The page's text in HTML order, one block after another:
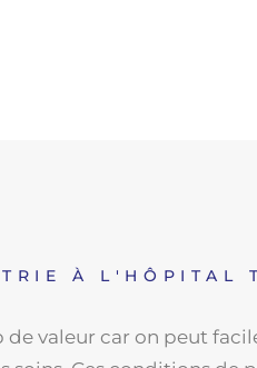
À L'HÔPITAL
de valeur car on peut